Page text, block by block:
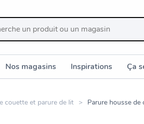
Nos magasins Inspirations Ça
couette et parure de lit Parure housse